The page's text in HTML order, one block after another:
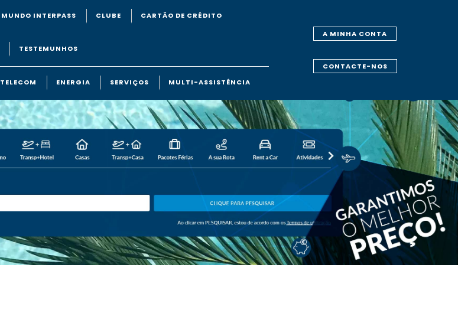
MUNDO INTERPASS CLUBE CARTÃO DE CRÉDITO
TESTEMUNHOS
TELECOM ENERGIA SERVIÇOS MULTI-ASSISTÊNCIA
A MINHA CONTA
CONTACTE-NOS